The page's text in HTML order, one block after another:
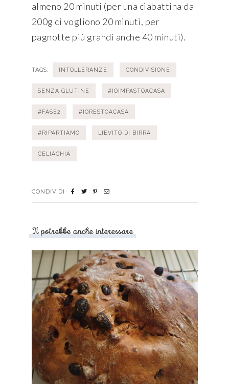
almeno 20 minuti (per una ciabattina da
200g ci vogliono 20 minuti, per
pagnotte più grandi anche 40 minuti).
TAGS: INTOLLERANZE CONDIVISIONE
SENZA GLUTINE #IOIMPASTOACASA
#FASE2 #IORESTOACASA
#RIPARTIAMO LIEVITO DI BIRRA
CELIACHIA
CONDIVIDI
Ti potrebbe anche interessare